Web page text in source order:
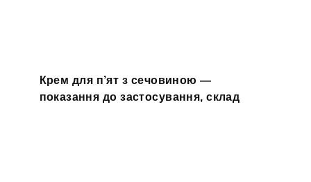
Крем для п’ят з сечовиною —
показання до застосування, склад